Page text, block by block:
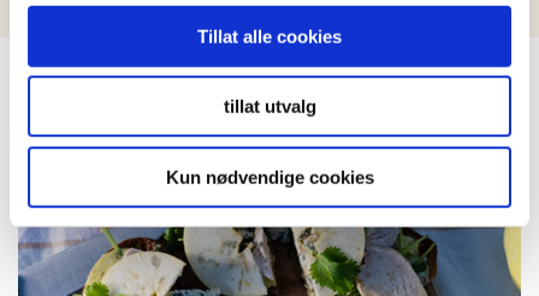
Tillat alle cookies
tillat utvalg
Kun nødvendige cookies
LIKNENDE OPPSKRIFT